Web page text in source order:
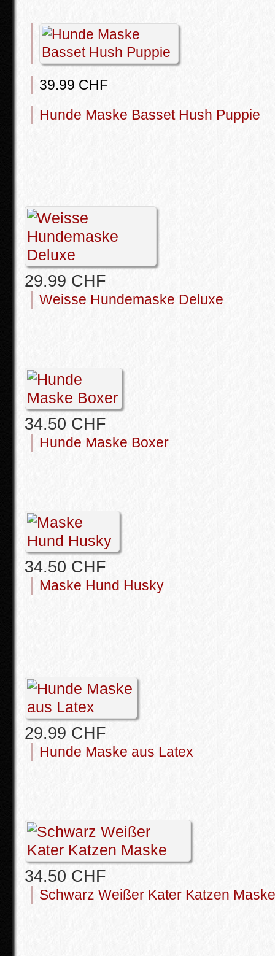
39.99 CHF
Hunde Maske Basset Hush Puppie
29.99 CHF
Weisse Hundemaske Deluxe
34.50 CHF
Hunde Maske Boxer
34.50 CHF
Maske Hund Husky
29.99 CHF
Hunde Maske aus Latex
34.50 CHF
Schwarz Weißer Kater Katzen Maske